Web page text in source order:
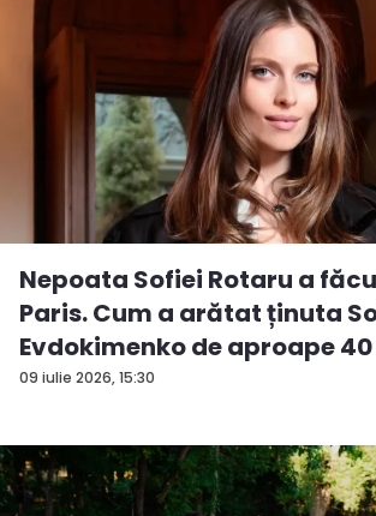
09 iulie 2026, 15:30
Nepoata Sofiei Rotaru a
Paris. Cum a arătat ținuta
Evdokimenko de aproape
e...